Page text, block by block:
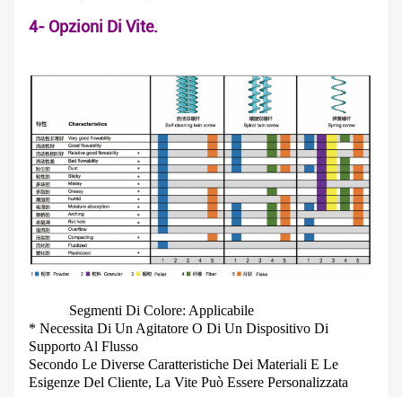
4- Opzioni Di Vite.
Segmenti Di Colore: Applicabile
* Necessita Di Un Agitatore O Di Un Dispositivo Di
Supporto Al Flusso
Secondo Le Diverse Caratteristiche Dei Materiali E Le
Esigenze Del Cliente, La Vite Può Essere Personalizzata